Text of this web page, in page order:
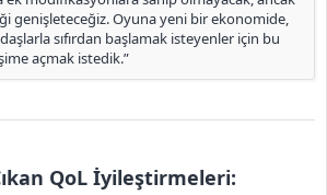
genişleteceğiz. Oyuna yeni bir ekonomide,
sıfırdan başlamak isteyenler için bu
açmak istedik.”
QoL İyileştirmeleri:​